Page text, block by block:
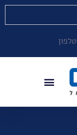
טלפון